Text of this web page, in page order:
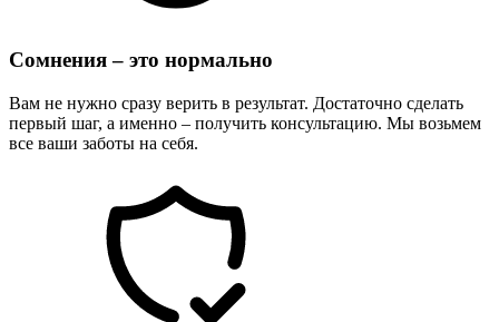
Сомнения – это нормально
Вам не нужно сразу верить в результат. Достаточно сделать
первый шаг, а именно – получить консультацию. Мы возьмем
все ваши заботы на себя.